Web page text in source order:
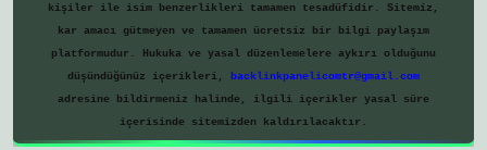
kişiler ile isim benzerlikleri tamamen tesadüfidir. Sitemiz,
kar amacı gütmeyen ve tamamen ücretsiz bir bilgi paylaşım
platformudur. Hukuka ve yasal düzenlemelere aykırı olduğunu
düşündüğünüz içerikleri,
backlinkpanelicomtr@gmail.com
adresine bildirmeniz halinde, ilgili içerikler yasal süre
içerisinde sitemizden kaldırılacaktır.